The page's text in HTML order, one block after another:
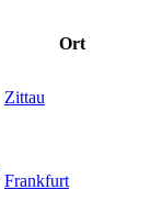
Ort
Zittau
Frankfurt